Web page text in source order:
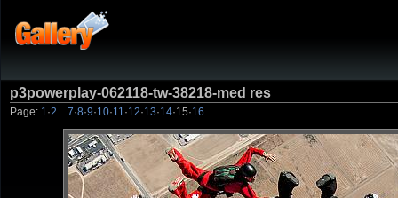
p3powerplay-062118-tw-38218-med res
Page: 1 ·2 7·8·9·10·11 ·12·13·14·15·16